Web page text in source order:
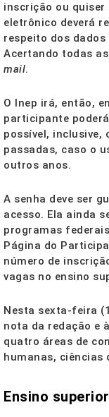
inscrição ou
eletrônico deverá
respeito dos
Acertando todas
mail.
O Inep irá, então,
participante
possível, inclusive,
passadas, caso o
outros anos.
A senha deve ser
acesso. Ela ainda
programas
Página do
número de
vagas no ensino
Nesta sexta-feira
nota da redação e
quatro áreas de
humanas, ciências
Ensino superior